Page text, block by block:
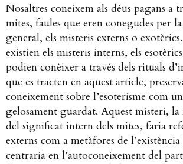
Nosaltres coneixem als déus pagans a
mites, faules que eren conegudes per
general, els misteris externs o
existien els misteris interns, els
podien conèixer a través dels rituals
que es tracten en aquest article,
coneixement sobre l’esoterisme com
gelosament guardat. Aquest misteri, la
del significat intern dels mites, faria
externs com a metàfores de
centraria en l’autoconeixement del